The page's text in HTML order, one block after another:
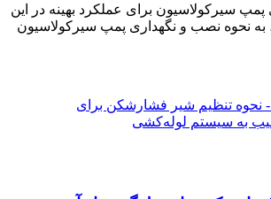
سیرکولاسیون برای عملکرد بهینه در این
به نحوه نصب و نگهداری پمپ سیرکولاسیون